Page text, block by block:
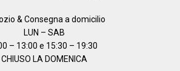
& Consegna a domicilio
LUN – SAB
– 13:00 e 15:30 – 19:30
CHIUSO LA DOMENICA